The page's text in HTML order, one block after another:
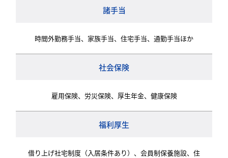
諸手当
時間外勤務手当、家族手当、住宅手当、通勤手当ほか
社会保険
雇用保険、労災保険、厚生年金、健康保険
福利厚生
借り上げ社宅制度（入居条件あり）、会員制保養施設、住